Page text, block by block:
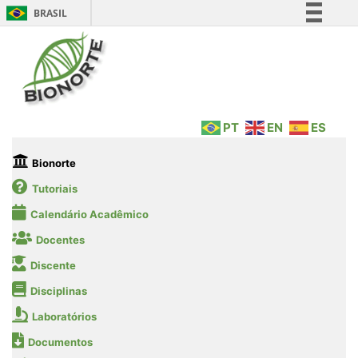
BRASIL
Legislação
PT EN ES
Bionorte
Tutoriais
Calendário Acadêmico
Docentes
Discente
Disciplinas
Laboratórios
Documentos